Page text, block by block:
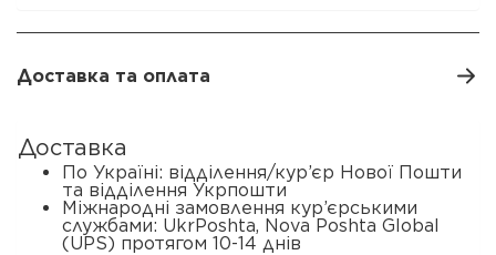
Доставка та оплата
Доставка
По Україні: відділення/кур’єр Нової Пошти
та відділення Укрпошти
Міжнародні замовлення кур’єрськими
службами: UkrPoshta, Nova Poshta Global
(UPS) протягом 10-14 днів